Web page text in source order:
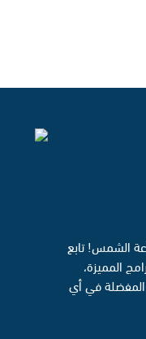
الشمس! تابع
المميزة،
المفضلة في أي